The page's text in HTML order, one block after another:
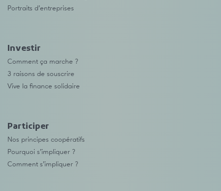
Portraits d’entreprises
Investir
Comment ça marche ?
3 raisons de souscrire
Vive la finance solidaire
Participer
Nos principes coopératifs
Pourquoi s’impliquer ?
Comment s’impliquer ?